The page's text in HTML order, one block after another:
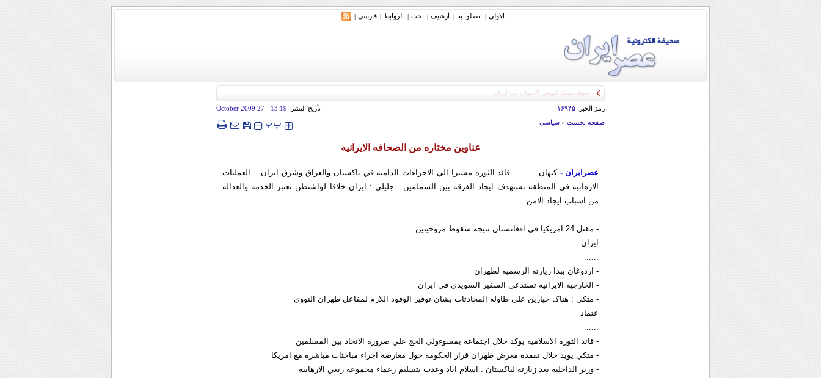
الاولی | اتصلوا بنا | أرشیف | بحث | الروابط | فارسی |
رمز الخبر: ۱۶۹۴۵ تأريخ النشر: 13:19
- 27 October 2009
صفحه نخست» سياسي ‍‍‍ پپ
عناوين مختاره من الصحافه الايرانيه
عصرایران - کيهان ....... - قائد الثوره مشيرا الي الاجراءات الداميه في باکستان والعراق وشرق ايران .. العمليات
الارهابيه في المنطقه تستهدف ايجاد الفرقه بين السملمين - جليلي : ايران خلافا لواشنطن تعتبر الخدمه والعداله
من اسباب ايجاد الامن
- مقتل 24 امريکيا في افغانستان نتيجه سقوط مروحيتين
ايران
......
- اردوغان يبدا زيارته الرسميه لطهران
- الخارجيه الايرانيه تستدعي السفير السويدي في ايران
- متکي : هناک خيارين علي طاوله المحادثات بشان توفير الوقود اللازم لمفاعل طهران النووي
عتماد
......
- قائد الثوره الاسلاميه يوکد خلال اجتماعه بمسوءولي الحج علي ضروره الاتحاد بين المسلمين
- متکي يويد خلال تفقده معرض طهران قرار الحکومه حول معارضه اجراء مباحثات مباشره مع امريکا
- وزير الداخليه بعد زيارته لباکستان : اسلام اباد وعدت بتسليم زعماء مجموعه ريغي الارهابيه